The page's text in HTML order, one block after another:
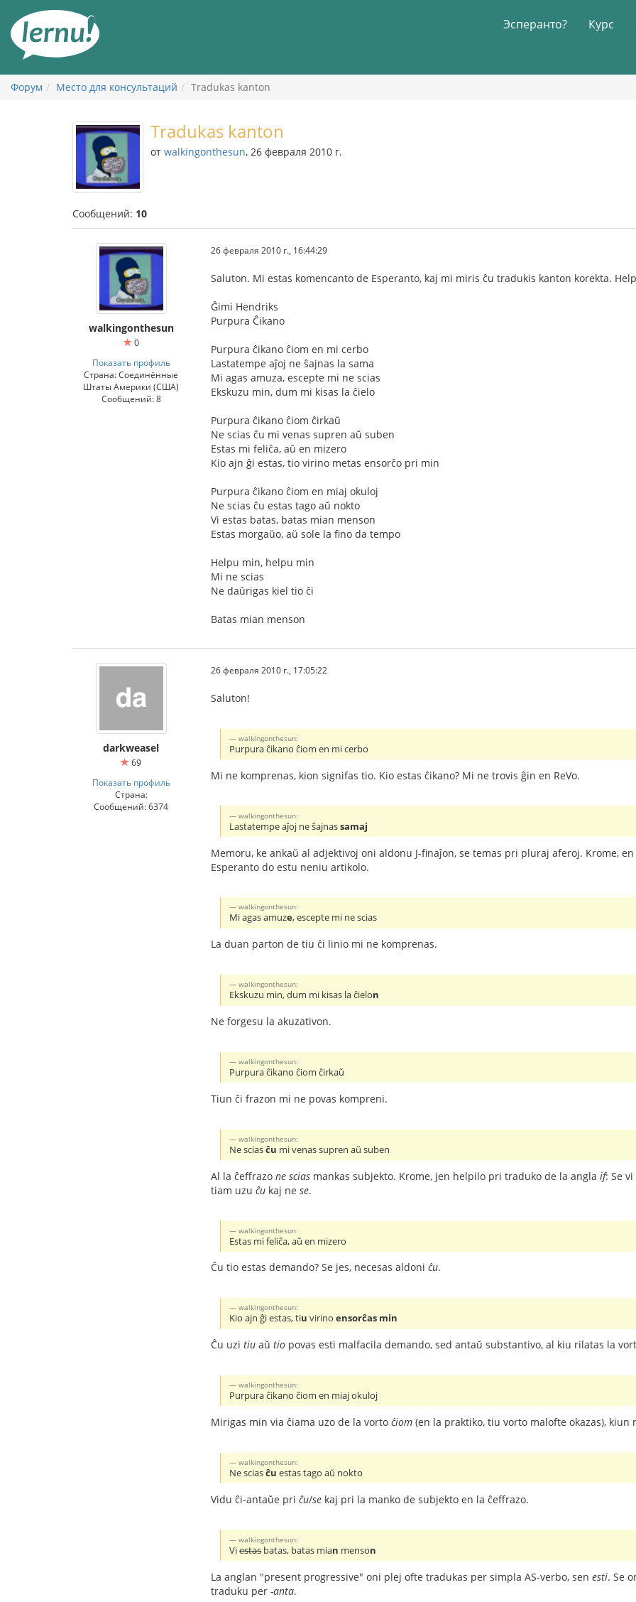
содержанию
Эсперанто? Курс
Форум Место для консультаций Tradukas kanton
Tradukas kanton
от walkingonthesun, 26 февраля 2010 г.
Сообщений: 10
walkingonthesun
0
Показать профиль
Страна: Соединённые
Штаты Америки (США)
Сообщений: 8
26 февраля 2010 г., 16:44:29
Saluton. Mi estas komencanto de Esperanto, kaj mi miris ĉu tradukis kanton korekta.
Ĝimi Hendriks
Purpura Ĉikano
Purpura ĉikano ĉiom en mi cerbo
Lastatempe aĵoj ne ŝajnas la sama
Mi agas amuza, escepte mi ne scias
Ekskuzu min, dum mi kisas la ĉielo
Purpura ĉikano ĉiom ĉirkaŭ
Ne scias ĉu mi venas supren aŭ suben
Estas mi feliĉa, aŭ en mizero
Kio ajn ĝi estas, tio virino metas ensorĉo pri min
Purpura ĉikano ĉiom en miaj okuloj
Ne scias ĉu estas tago aŭ nokto
Vi estas batas, batas mian menson
Estas morgaŭo, aŭ sole la fino da tempo
Helpu min, helpu min
Mi ne scias
Ne daŭrigas kiel tio ĉi
Batas mian menson
darkweasel
69
Показать профиль
Страна:
Сообщений: 6374
26 февраля 2010 г., 17:05:22
Saluton!
walkingonthesun:
Purpura ĉikano ĉiom en mi cerbo
Mi ne komprenas, kion signifas tio. Kio estas ĉikano? Mi ne trovis ĝin en ReVo.
walkingonthesun:
Lastatempe aĵoj ne ŝajnassamaj
Memoru, ke ankaŭ al adjektivoj oni aldonu J-finaĵon, se temas pri pluraj aferoj. Krome,
Esperanto do estu neniu artikolo.
walkingonthesun:
Mi agas amuze, escepte mi ne scias
La duan parton de tiu ĉi linio mi ne komprenas.
walkingonthesun:
Ekskuzu min, dum mi kisas la ĉielon
Ne forgesu la akuzativon.
walkingonthesun:
Purpura ĉikano ĉiom ĉirkaŭ
Tiun ĉi frazon mi ne povas kompreni.
walkingonthesun:
Ne sciasĉu mi venas supren aŭ suben
Al la ĉeffrazo ne scias mankas subjekto. Krome, jen helpilo pri traduko de la angla if: Se
tiam uzu ĉu kaj ne se.
walkingonthesun:
Estas mi feliĉa, aŭ en mizero
Ĉu tio estas demando? Se jes, necesas aldoni ĉu.
walkingonthesun:
Kio ajn ĝi estas, tiu virinoensorĉas min
Ĉu uzi tiu aŭ tio povas esti malfacila demando, sed antaŭ substantivo, al kiu rilatas la
walkingonthesun:
Purpura ĉikano ĉiom en miaj okuloj
Mirigas min via ĉiama uzo de la vorto ĉiom (en la praktiko, tiu vorto malofte okazas), kiun
walkingonthesun:
Ne sciasĉu estas tago aŭ nokto
Vidu ĉi-antaŭe pri ĉu/se kaj pri la manko de subjekto en la ĉeffrazo.
walkingonthesun:
Viestasbatas, batas mian menson
La anglan "present progressive" oni plej ofte tradukas per simpla AS-verbo, sen esti. Se
traduku per -anta.